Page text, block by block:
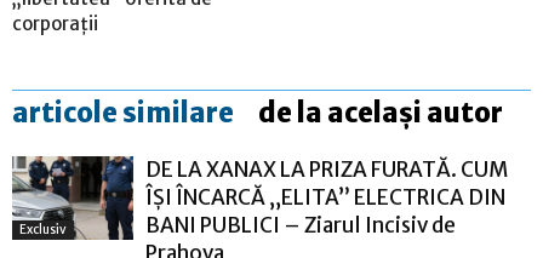
corporații
articole similare de la același autor
Exclusiv
DE LA XANAX LA PRIZA FURATĂ. CUM
ÎȘI ÎNCARCĂ „ELITA” ELECTRICA DIN
BANI PUBLICI – Ziarul Incisiv de